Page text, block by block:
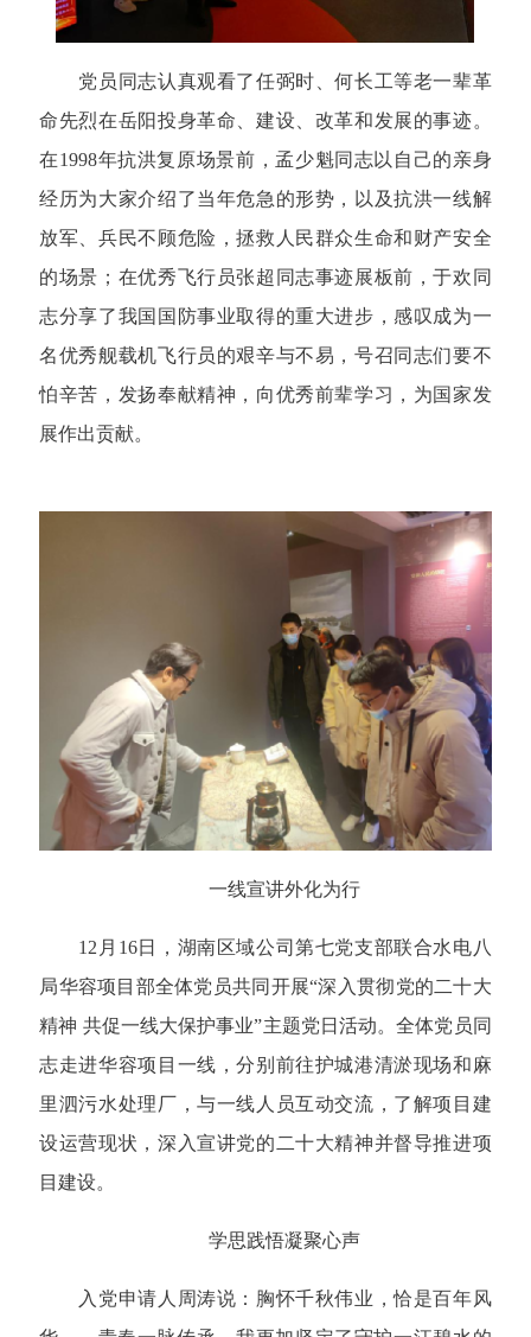
党员同志认真观看了任弼时、何长工等老一辈革
命先烈在岳阳投身革命、建设、改革和发展的事迹。
在1998年抗洪复原场景前，孟少魁同志以自己的亲身
经历为大家介绍了当年危急的形势，以及抗洪一线解
放军、兵民不顾危险，拯救人民群众生命和财产安全
的场景；在优秀飞行员张超同志事迹展板前，于欢同
志分享了我国国防事业取得的重大进步，感叹成为一
名优秀舰载机飞行员的艰辛与不易，号召同志们要不
怕辛苦，发扬奉献精神，向优秀前辈学习，为国家发
展作出贡献。
一线宣讲外化为行
12月16日，湖南区域公司第七党支部联合水电八
局华容项目部全体党员共同开展“深入贯彻党的二十大
精神 共促一线大保护事业”主题党日活动。全体党员同
志走进华容项目一线，分别前往护城港清淤现场和麻
里泗污水处理厂，与一线人员互动交流，了解项目建
设运营现状，深入宣讲党的二十大精神并督导推进项
目建设。
学思践悟凝聚心声
入党申请人周涛说：胸怀千秋伟业，恰是百年风